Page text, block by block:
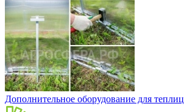
Дополнительное оборудование для теплиц